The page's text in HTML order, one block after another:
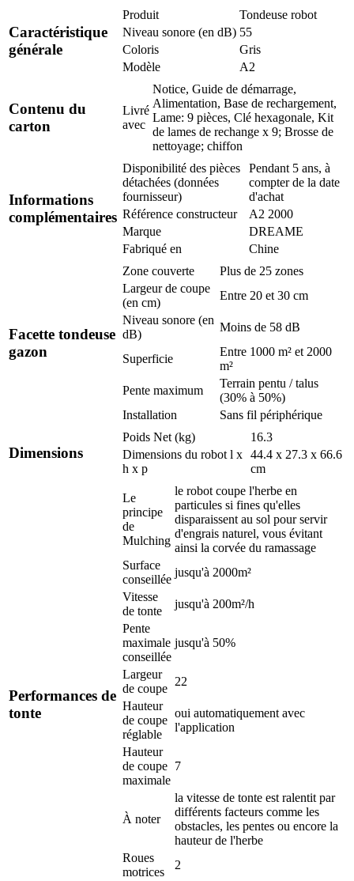
Caractéristique
générale
Produit
Tondeuse robot
Niveau sonore (en dB) 55
Coloris
Gris
Modèle
A2
Contenu du
carton
Livré
avec
Notice, Guide de démarrage,
Alimentation, Base de rechargement,
Lame: 9 pièces, Clé hexagonale, Kit
de lames de rechange x 9; Brosse de
nettoyage; chiffon
Informations
complémentaires
Disponibilité des pièces
détachées (données
fournisseur)
Pendant 5 ans, à
compter de la date
d'achat
Référence constructeur
A2 2000
Marque
DREAME
Fabriqué en
Chine
Facette tondeuse
gazon
Zone couverte
Plus de 25 zones
Largeur de coupe
(en cm)
Entre 20 et 30 cm
Niveau sonore (en
dB)
Moins de 58 dB
Superficie
Entre 1000 m² et 2000
m²
Pente maximum
Terrain pentu / talus
(30% à 50%)
Installation
Sans fil périphérique
Dimensions
Poids Net (kg)
16.3
Dimensions du robot l x
h x p
44.4 x 27.3 x 66.6
cm
Performances de
tonte
Le
principe
de
Mulching
le robot coupe l'herbe en
particules si fines qu'elles
disparaissent au sol pour servir
d'engrais naturel, vous évitant
ainsi la corvée du ramassage
Surface
conseillée
jusqu'à 2000m²
Vitesse
de tonte
jusqu'à 200m²/h
Pente
maximale
conseillée
jusqu'à 50%
Largeur
de coupe
22
Hauteur
de coupe
réglable
oui automatiquement avec
l'application
Hauteur
de coupe
maximale
7
À noter
la vitesse de tonte est ralentit par
différents facteurs comme les
obstacles, les pentes ou encore la
hauteur de l'herbe
Roues
motrices
2